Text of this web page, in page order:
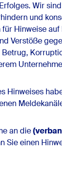
Wir
und
Hinweise
Verstöße
Hinweises
an die
Sie einen